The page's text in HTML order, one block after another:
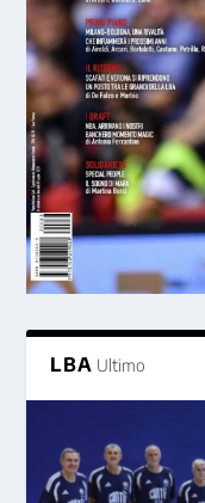
LBA Ultimo